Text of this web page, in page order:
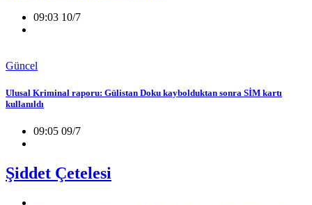
09:03 10/7
Güncel
Ulusal Kriminal raporu: Gülistan Doku kaybolduktan sonra SİM kartı
kullanıldı
09:05 09/7
Şiddet Çetelesi